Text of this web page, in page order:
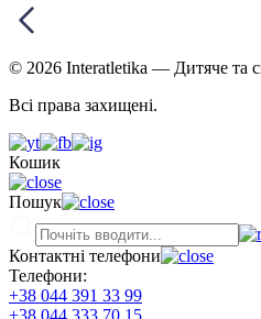
© 2026 Interatletika — Дитяче та
Всі права захищені.
Кошик
Пошук
Контактні телефони
Телефони:
+38 044 391 33 99
+38 044 333 70 15